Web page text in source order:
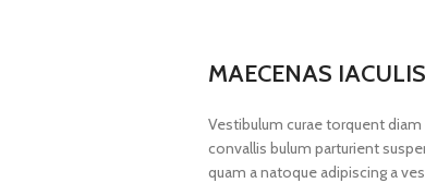
MAECENAS IACULIS
Vestibulum curae torquent
convallis bulum parturient
quam a natoque adipiscing a